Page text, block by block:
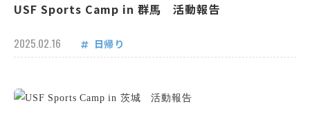
USF Sports Camp in 群馬 活動報告
2025.02.16 日帰り